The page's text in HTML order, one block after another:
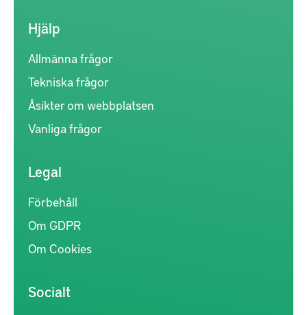
Hjälp
Allmänna frågor
Tekniska frågor
Åsikter om webbplatsen
Vanliga frågor
Legal
Förbehåll
Om GDPR
Om Cookies
Socialt